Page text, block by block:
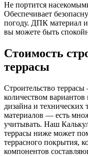
Не портится
Обеспечивает
погоду. ДПК материал
вы можете быть
Стоимость
террасы
Строительство
количеством
дизайна и технических
материалов — есть
учитывать. Наш
террасы ниже может
террасного покрытия,
компонентов